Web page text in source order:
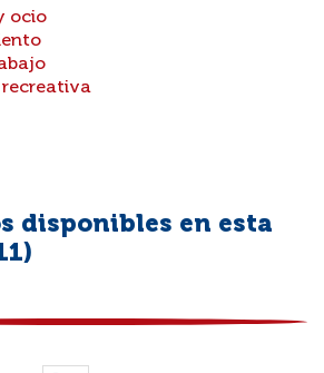
ocio
disponibles en esta
)